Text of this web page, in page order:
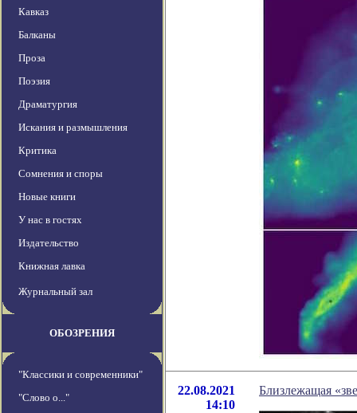
Кавказ
Балканы
Проза
Поэзия
Драматургия
Искания и размышления
Критика
Сомнения и споры
Новые книги
У нас в гостях
Издательство
Книжная лавка
Журнальный зал
ОБОЗРЕНИЯ
"Классики и современники"
"Слово о..."
22.08.2021
14:10
Близлежащая